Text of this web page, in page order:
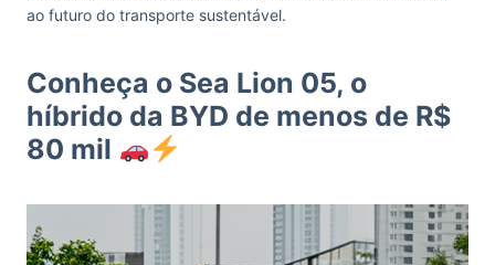
ao futuro do transporte sustentável.
Conheça o Sea Lion 05, o
híbrido da BYD de menos de R$
80 mil